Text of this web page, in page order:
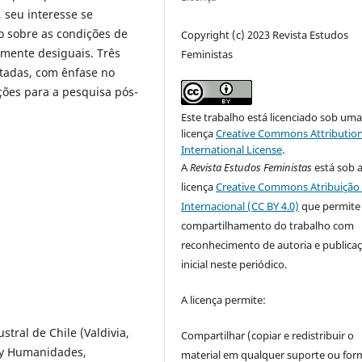
interesse se
as condições de
desiguais. Três
com ênfase no
para a pesquisa pós-
de Chile (Valdivia,
Humanidades,
Copyright (c) 2023 Revista Estudos
Feministas
Este trabalho está licenciado sob uma
licençaCreative Commons
International License.
ARevista Estudos Feministasestá sob
licençaCreative Commons Atribuição
Internacional (CC BY 4.0) que
compartilhamento do trabalho com
reconhecimento de autoria e
inicial neste periódico.
A licença permite:
Compartilhar (copiar e redistribuir o
material em qualquer suporte ou